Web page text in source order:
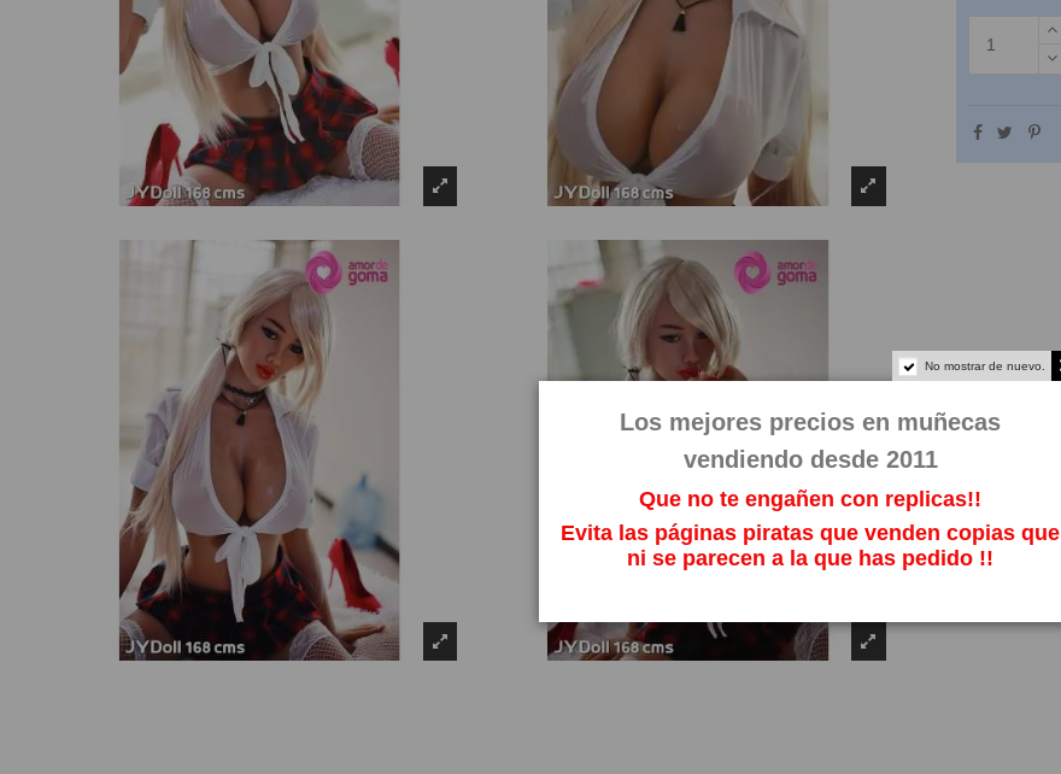
No mostrar de nuevo.
Los mejores precios en muñecas
vendiendo desde 2011
Que no te engañen con replicas!!
Evita las páginas piratas que venden copias que
ni se parecen a la que has pedido !!